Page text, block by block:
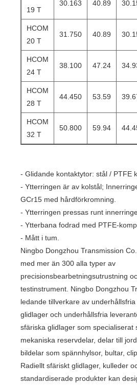
19 T
30.163 40.89
HCOM
20 T
31.750 40.89
HCOM
24 T
38.100 47.24
HCOM
28 T
44.450 53.59
HCOM
32 T
50.800 59.94
- Glidande kontaktytor: stål / PTFE
- Ytterringen är av kolstål;
GCr15 med hårdförkromning.
- Ytterringen pressas runt
- Ytterbana fodrad med PTFE-
- Mått i tum.
Ningbo Dongzhou Transmission
med mer än 300 alla typer av
precisionsbearbetningsutrustning
testinstrument. Ningbo Dongzhou
ledande tillverkare av
glidlager och underhållsfria
sfäriska glidlager som specialiserat
mekaniska reservdelar, delar till
bildelar som spännhylsor, bultar,
Radiellt sfäriskt glidlager, kulleder
standardiserade produkter kan